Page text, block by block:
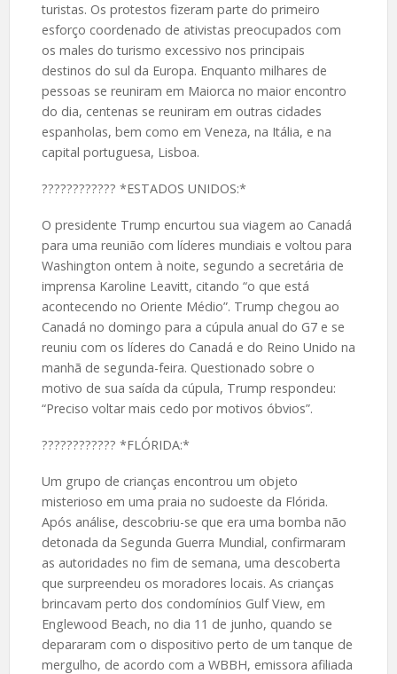
turistas. Os protestos fizeram parte do primeiro
esforço coordenado de ativistas preocupados com
os males do turismo excessivo nos principais
destinos do sul da Europa. Enquanto milhares de
pessoas se reuniram em Maiorca no maior encontro
do dia, centenas se reuniram em outras cidades
espanholas, bem como em Veneza, na Itália, e na
capital portuguesa, Lisboa.
????️???????? *ESTADOS UNIDOS:*
O presidente Trump encurtou sua viagem ao Canadá
para uma reunião com líderes mundiais e voltou para
Washington ontem à noite, segundo a secretária de
imprensa Karoline Leavitt, citando “o que está
acontecendo no Oriente Médio”. Trump chegou ao
Canadá no domingo para a cúpula anual do G7 e se
reuniu com os líderes do Canadá e do Reino Unido na
manhã de segunda-feira. Questionado sobre o
motivo de sua saída da cúpula, Trump respondeu:
“Preciso voltar mais cedo por motivos óbvios”.
????️???????? *FLÓRIDA:*
Um grupo de crianças encontrou um objeto
misterioso em uma praia no sudoeste da Flórida.
Após análise, descobriu-se que era uma bomba não
detonada da Segunda Guerra Mundial, confirmaram
as autoridades no fim de semana, uma descoberta
que surpreendeu os moradores locais. As crianças
brincavam perto dos condomínios Gulf View, em
Englewood Beach, no dia 11 de junho, quando se
depararam com o dispositivo perto de um tanque de
mergulho, de acordo com a WBBH, emissora afiliada